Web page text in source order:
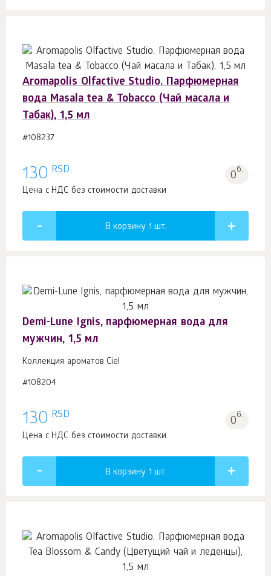
Aromapolis Olfactive Studio. Парфюмерная
вода Masala tea & Tobacco (Чай масала и
Табак), 1,5 мл
#108237
130 RSD 0б.
Цена с НДС без стоимости доставки
В корзину 1 шт.
Demi-Lune Ignis, парфюмерная вода для
мужчин, 1,5 мл
Коллекция ароматов Ciel
#108204
130 RSD 0б.
Цена с НДС без стоимости доставки
В корзину 1 шт.